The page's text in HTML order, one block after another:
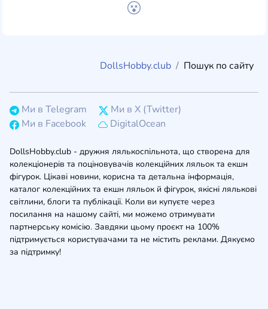
DollsHobby.club Пошук по сайту
Ми в Telegram
Ми в X (Twitter)
Ми в Facebook
DigitalOcean
DollsHobby.club - дружня лялькоспільнота, що створена для
колекціонерів та поціновувачів колекційних ляльок та екшн
фігурок. Цікаві новини, корисна та детальна інформація,
каталог колекційних та екшн ляльок й фігурок, якісні лялькові
світлини, блоги та публікації. Коли ви купуєте через
посилання на нашому сайті, ми можемо отримувати
партнерську комісію. Завдяки цьому проєкт на 100%
підтримується користувачами та не містить реклами. Дякуємо
за підтримку!